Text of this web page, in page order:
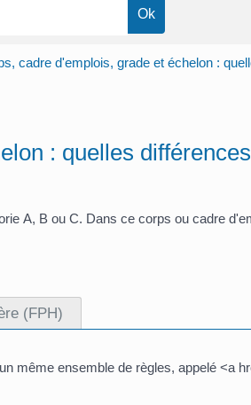
cadre d'emplois, grade et échelon :
: quelles
A, B ou C. Dans ce corps ou cadre
(FPH)
même ensemble de règles, appelé <a